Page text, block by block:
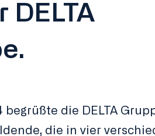
DELTA
begrüßte die DELTA
die in vier